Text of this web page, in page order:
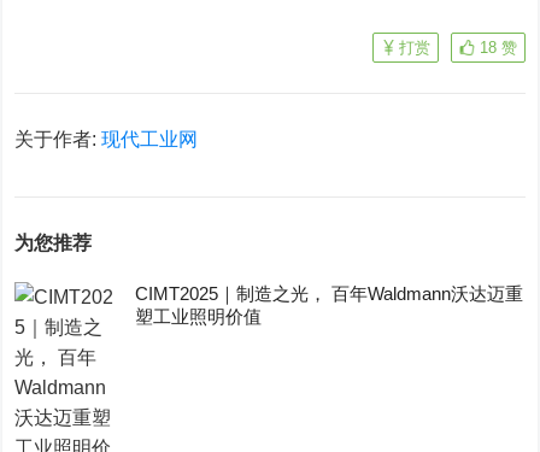
18 赞
打赏
关于作者:现代工业网
为您推荐
CIMT2025｜制造之光， 百年Waldmann沃达迈重
塑工业照明价值